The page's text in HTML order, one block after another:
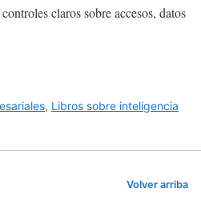
claros sobre accesos, datos
, Libros sobre inteligencia
Volver arriba